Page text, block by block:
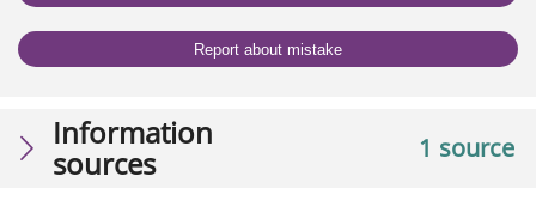
Report about mistake
1 source
Information
sources